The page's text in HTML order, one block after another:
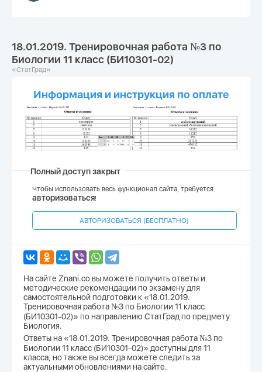
18.01.2019. Тренировочная работа №3 по
Биологии 11 класс (БИ10301-02)
«СтатГрад»
Информация и инструкция по оплате
Полный доступ закрыт
Чтобы использовать весь функционал сайта, требуется
авторизоваться!
АВТОРИЗОВАТЬСЯ (БЕСПЛАТНО)
На сайте Znani.co вы можете получить ответы и
методические рекомендации по экзамену для
самостоятельной подготовки к «18.01.2019.
Тренировочная работа №3 по Биологии 11 класс
(БИ10301-02)» по направлению СтатГрад по предмету
Биология.
Ответы на «18.01.2019. Тренировочная работа №3 по
Биологии 11 класс (БИ10301-02)» доступны для 11
класса, но также вы всегда можете следить за
актуальными обновлениями на сайте.